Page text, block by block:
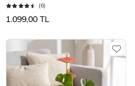
(6)
1.099,00 TL